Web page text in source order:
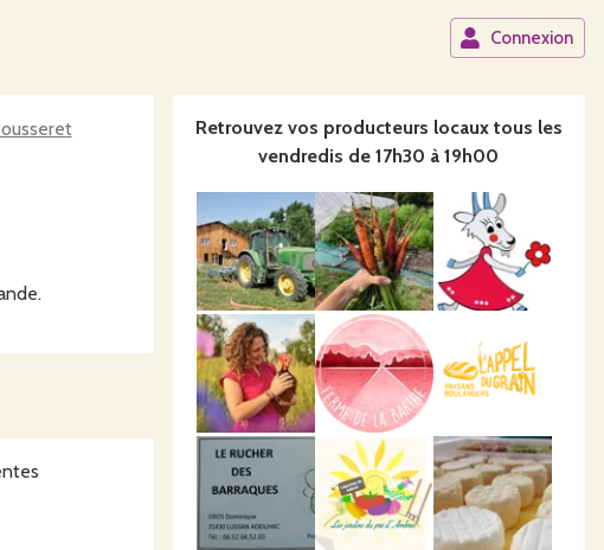
Connexion
Retrouvez vos producteurs locaux tous les
vendredis de 17h30 à 19h00